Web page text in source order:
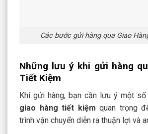
Các bước gửi hàng qua Giao
Những lưu ý khi gửi hàng
Tiết Kiệm
Khi gửi hàng, bạn cần lưu ý một số
giao hàng tiết kiệmquan trọng
trình vận chuyển diễn ra thuận lợi và